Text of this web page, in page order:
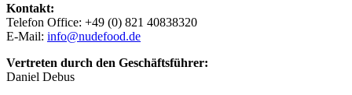
Kontakt:
Telefon Office: +49 (0) 821 40838320
E-Mail: info@nudefood.de
Vertreten durch den Geschäftsführer:
Daniel Debus